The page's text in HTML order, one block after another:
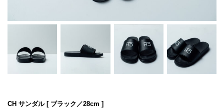
CH サンダル [ ブラック／28cm ]